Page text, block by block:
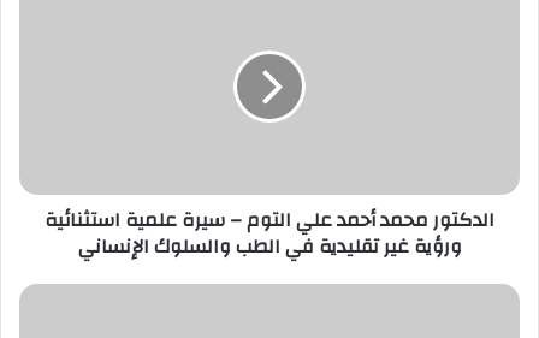
ر
الدكتور محمد أحمد علي التوم – سيرة علمية استثنائية
ورؤية غير تقليدية في الطب والسلوك الإنساني